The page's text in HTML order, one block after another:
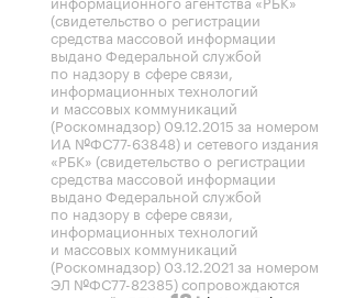
(свидетельство о регистрации
средства массовой информации
выдано Федеральной службой
по надзору в сфере связи,
информационных технологий
и массовых коммуникаций
(Роскомнадзор) 09.12.2015 за номером
ИА №ФС77-63848) и сетевого издания
«РБК» (свидетельство о регистрации
средства массовой информации
выдано Федеральной службой
по надзору в сфере связи,
информационных технологий
и массовых коммуникаций
(Роскомнадзор) 03.12.2021 за номером
ЭЛ №ФС77-82385) сопровождаются